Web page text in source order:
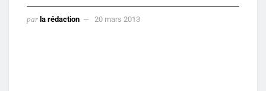
par la rédaction 20 mars 2013